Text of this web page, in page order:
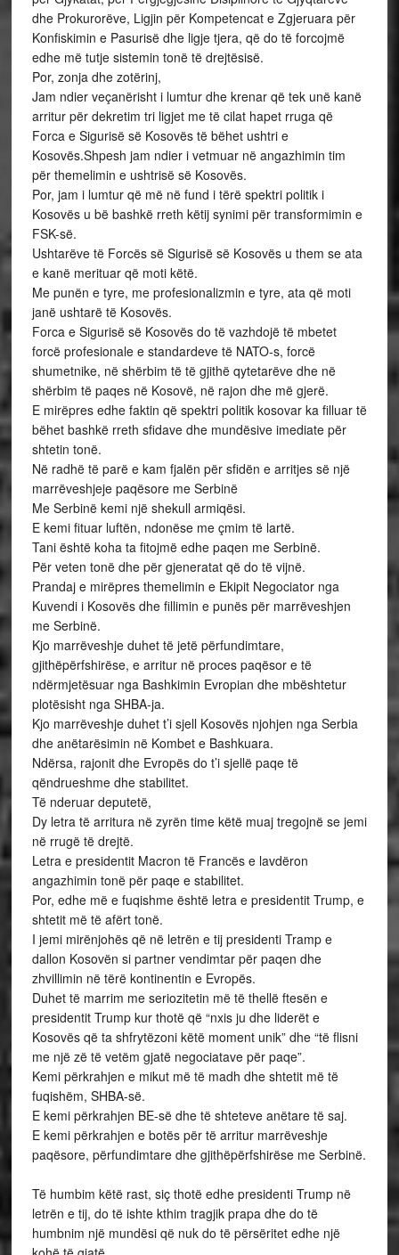
dhe Prokurorëve, Ligjin për Kompetencat e Zgjeruara për
Konfiskimin e Pasurisë dhe ligje tjera, që do të forcojmë
edhe më tutje sistemin tonë të drejtësisë.
Por, zonja dhe zotërinj,
Jam ndier veçanërisht i lumtur dhe krenar që tek unë kanë
arritur për dekretim tri ligjet me të cilat hapet rruga që
Forca e Sigurisë së Kosovës të bëhet ushtri e
Kosovës.Shpesh jam ndier i vetmuar në angazhimin tim
për themelimin e ushtrisë së Kosovës.
Por, jam i lumtur që më në fund i tërë spektri politik i
Kosovës u bë bashkë rreth këtij synimi për transformimin e
FSK-së.
Ushtarëve të Forcës së Sigurisë së Kosovës u them se ata
e kanë merituar që moti këtë.
Me punën e tyre, me profesionalizmin e tyre, ata që moti
janë ushtarë të Kosovës.
Forca e Sigurisë së Kosovës do të vazhdojë të mbetet
forcë profesionale e standardeve të NATO-s, forcë
shumetnike, në shërbim të të gjithë qytetarëve dhe në
shërbim të paqes në Kosovë, në rajon dhe më gjerë.
E mirëpres edhe faktin që spektri politik kosovar ka filluar të
bëhet bashkë rreth sfidave dhe mundësive imediate për
shtetin tonë.
Në radhë të parë e kam fjalën për sfidën e arritjes së një
marrëveshjeje paqësore me Serbinë
Me Serbinë kemi një shekull armiqësi.
E kemi fituar luftën, ndonëse me çmim të lartë.
Tani është koha ta fitojmë edhe paqen me Serbinë.
Për veten tonë dhe për gjeneratat që do të vijnë.
Prandaj e mirëpres themelimin e Ekipit Negociator nga
Kuvendi i Kosovës dhe fillimin e punës për marrëveshjen
me Serbinë.
Kjo marrëveshje duhet të jetë përfundimtare,
gjithëpërfshirëse, e arritur në proces paqësor e të
ndërmjetësuar nga Bashkimin Evropian dhe mbështetur
plotësisht nga SHBA-ja.
Kjo marrëveshje duhet t’i sjell Kosovës njohjen nga Serbia
dhe anëtarësimin në Kombet e Bashkuara.
Ndërsa, rajonit dhe Evropës do t’i sjellë paqe të
qëndrueshme dhe stabilitet.
Të nderuar deputetë,
Dy letra të arritura në zyrën time këtë muaj tregojnë se jemi
në rrugë të drejtë.
Letra e presidentit Macron të Francës e lavdëron
angazhimin tonë për paqe e stabilitet.
Por, edhe më e fuqishme është letra e presidentit Trump, e
shtetit më të afërt tonë.
I jemi mirënjohës që në letrën e tij presidenti Tramp e
dallon Kosovën si partner vendimtar për paqen dhe
zhvillimin në tërë kontinentin e Evropës.
Duhet të marrim me seriozitetin më të thellë ftesën e
presidentit Trump kur thotë që “nxis ju dhe liderët e
Kosovës që ta shfrytëzoni këtë moment unik” dhe “të flisni
me një zë të vetëm gjatë negociatave për paqe”.
Kemi përkrahjen e mikut më të madh dhe shtetit më të
fuqishëm, SHBA-së.
E kemi përkrahjen BE-së dhe të shteteve anëtare të saj.
E kemi përkrahjen e botës për të arritur marrëveshje
paqësore, përfundimtare dhe gjithëpërfshirëse me Serbinë.
Të humbim këtë rast, siç thotë edhe presidenti Trump në
letrën e tij, do të ishte kthim tragjik prapa dhe do të
humbnim një mundësi që nuk do të përsëritet edhe një